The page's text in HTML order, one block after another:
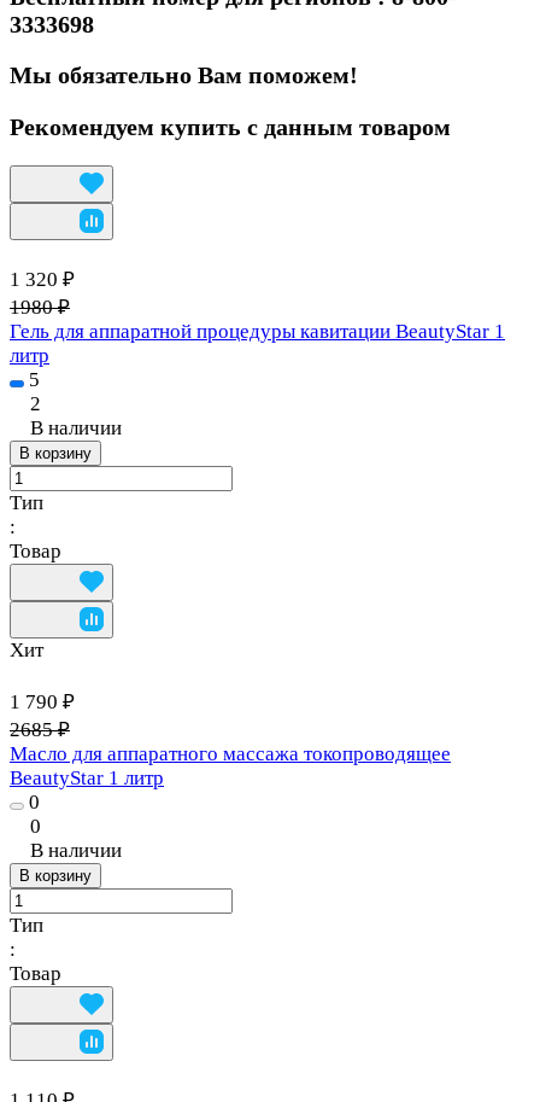
3333698
Мы обязательно Вам поможем!
Рекомендуем купить с данным товаром
1 320 ₽
1980 ₽
Гель для аппаратной процедуры кавитации BeautyStar 1
литр
5
2
В наличии
В корзину
Тип
:
Товар
Хит
1 790 ₽
2685 ₽
Масло для аппаратного массажа токопроводящее
BeautyStar 1 литр
0
0
В наличии
В корзину
Тип
:
Товар